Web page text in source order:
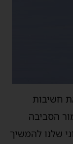
חשיבות
הסביבה
שלנו להמשיך